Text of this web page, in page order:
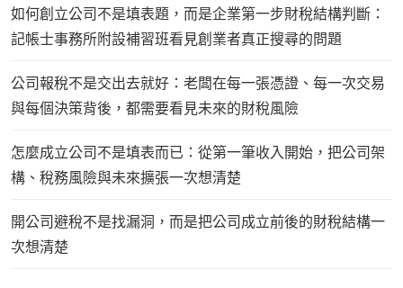
如何創立公司不是填表題，而是企業第一步財稅結構判斷：
記帳士事務所附設補習班看見創業者真正搜尋的問題
公司報稅不是交出去就好：老闆在每一張憑證、每一次交易
與每個決策背後，都需要看見未來的財稅風險
怎麼成立公司不是填表而已：從第一筆收入開始，把公司架
構、稅務風險與未來擴張一次想清楚
開公司避稅不是找漏洞，而是把公司成立前後的財稅結構一
次想清楚